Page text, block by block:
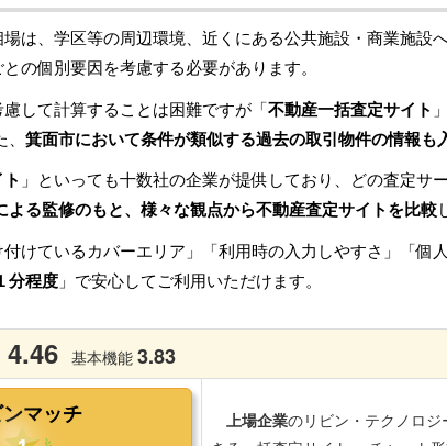
は、学区等の周辺環境、近くにある公共施設・商業施設
の個別要因を考慮する必要があります。
して計算することは困難ですが「不動産一括査定サイト
箕面市において条件が類似する過去の取引物件の情報
」といっても十数社の企業が提供しており、どの査定サ
よる監修のもと、様々な観点から不動産査定サイトを比較
けているカバーエリア」「利用時の入力しやすさ」「個
分程度 」で安心してご利用いただけます。